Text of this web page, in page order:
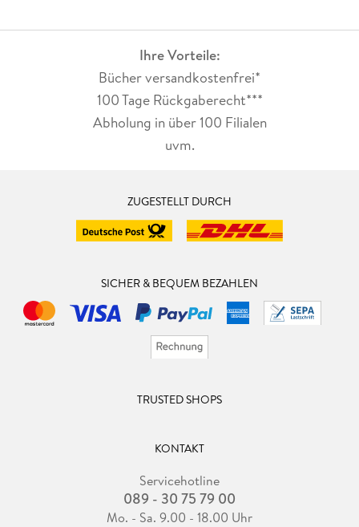
Ihre Vorteile:
Bücher versandkostenfrei*
100 Tage Rückgaberecht***
Abholung in über 100 Filialen
uvm.
ZUGESTELLT DURCH
SICHER & BEQUEM BEZAHLEN
TRUSTED SHOPS
KONTAKT
Servicehotline
089 - 30 75 79 00
Mo. - Sa. 9.00 - 18.00 Uhr